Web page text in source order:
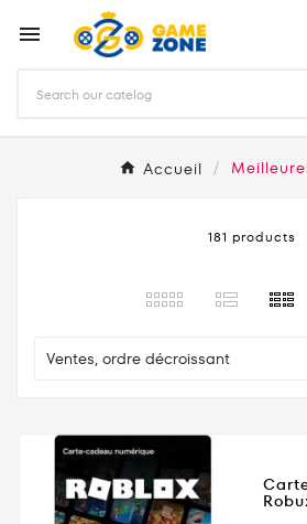

Accueil
181 products
Ventes, ordre décroissant